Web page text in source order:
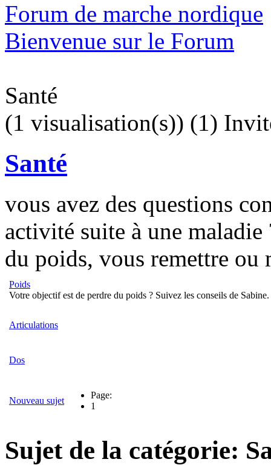
Forum de marche nordique
Bienvenue sur le Forum
Santé
(1 visualisation(s)) (1)
Santé
vous avez des questions
activité suite à une
du poids, vous remettre ou
Poids
Votre objectif est de perdre du poids ? Suivez les conseils de Sabine.
Articulations
Dos
Nouveau sujet
Page:
1
Sujet de la catégorie: